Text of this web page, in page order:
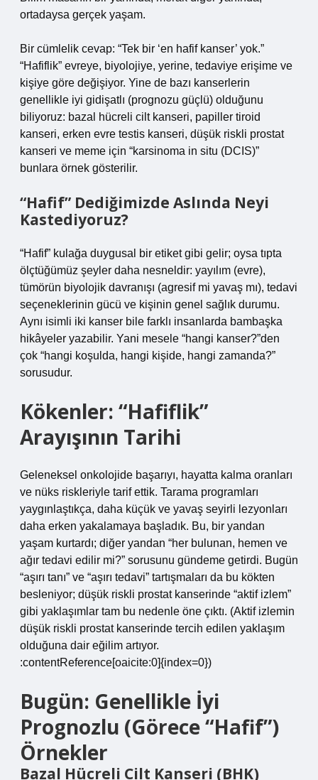
ortadaysa gerçek yaşam.
Bir cümlelik cevap: “Tek bir ‘en hafif kanser’ yok.”
“Hafiflik” evreye, biyolojiye, yerine, tedaviye erişime ve
kişiye göre değişiyor. Yine de bazı kanserlerin
genellikle iyi gidişatlı (prognozu güçlü) olduğunu
biliyoruz: bazal hücreli cilt kanseri, papiller tiroid
kanseri, erken evre testis kanseri, düşük riskli prostat
kanseri ve meme için “karsinoma in situ (DCIS)”
bunlara örnek gösterilir.
“Hafif” Dediğimizde Aslında Neyi
Kastediyoruz?
“Hafif” kulağa duygusal bir etiket gibi gelir; oysa tıpta
ölçtüğümüz şeyler daha nesneldir: yayılım (evre),
tümörün biyolojik davranışı (agresif mi yavaş mı), tedavi
seçeneklerinin gücü ve kişinin genel sağlık durumu.
Aynı isimli iki kanser bile farklı insanlarda bambaşka
hikâyeler yazabilir. Yani mesele “hangi kanser?”den
çok “hangi koşulda, hangi kişide, hangi zamanda?”
sorusudur.
Kökenler: “Hafiflik”
Arayışının Tarihi
Geleneksel onkolojide başarıyı, hayatta kalma oranları
ve nüks riskleriyle tarif ettik. Tarama programları
yaygınlaştıkça, daha küçük ve yavaş seyirli lezyonları
daha erken yakalamaya başladık. Bu, bir yandan
yaşam kurtardı; diğer yandan “her bulunan, hemen ve
ağır tedavi edilir mi?” sorusunu gündeme getirdi. Bugün
“aşırı tanı” ve “aşırı tedavi” tartışmaları da bu kökten
besleniyor; düşük riskli prostat kanserinde “aktif izlem”
gibi yaklaşımlar tam bu nedenle öne çıktı. (Aktif izlemin
düşük riskli prostat kanserinde tercih edilen yaklaşım
olduğuna dair eğilim artıyor.
:contentReference[oaicite:0]{index=0})
Bugün: Genellikle İyi
Prognozlu (Görece “Hafif”)
Örnekler
Bazal Hücreli Cilt Kanseri (BHK)